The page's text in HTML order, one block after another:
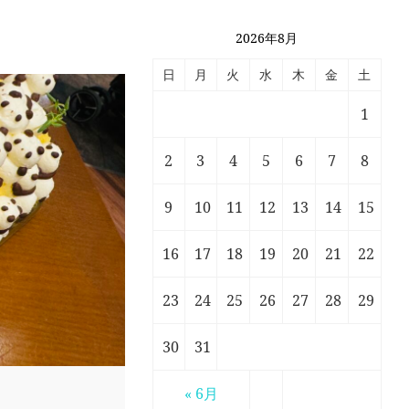
2026年8月
日 月 火 水 木 金 土
« 6月
1
2 3 4 5 6 7 8
9 10 11 12 13 14 15
16 17 18 19 20 21 22
23 24 25 26 27 28 29
30 31